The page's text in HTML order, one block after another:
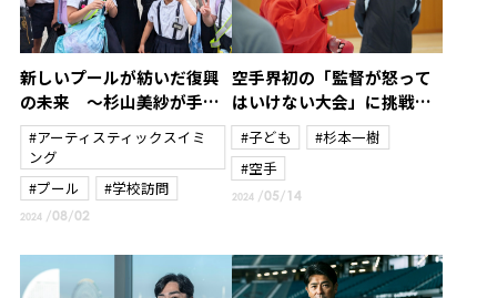
新しいプールが紡いだ復興
の未来 ～杉山美紗が手に
した新たな使命と笑顔の贈
り物～
#アーティスティックスイミ
ング
#プール
#学校訪問
2024 /08/02
空手界初の「監督が怒って
はいけない大会」に挑戦～
杉本一樹～
#子ども
#杉本一樹
#空手
2024 /05/14